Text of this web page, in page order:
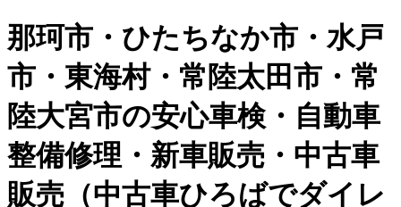
那珂市・ひたちなか市・水戸
市・東海村・常陸太田市・常
陸大宮市の安心車検・自動車
整備修理・新車販売・中古車
販売（中古車ひろばでダイレ